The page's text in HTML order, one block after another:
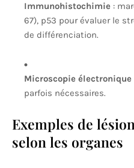
Immunohistochimie :
67), p53 pour évaluer le
de différenciation.
Microscopie électronique
parfois nécessaires.
Exemples de
selon les organes